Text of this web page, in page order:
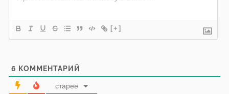
[+]
6 КОММЕНТАРИЙ
старее